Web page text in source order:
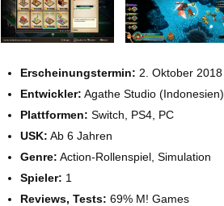
Erscheinungstermin: 2. Oktober 2018
Entwickler: Agathe Studio (Indonesien)
Plattformen: Switch, PS4, PC
USK: Ab 6 Jahren
Genre: Action-Rollenspiel, Simulation
Spieler: 1
Reviews, Tests: 69% M! Games